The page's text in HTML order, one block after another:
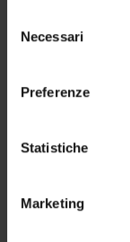
modificare o
momento dalla
geografica,
delNecessari
Preferenze
Statistiche
Marketing